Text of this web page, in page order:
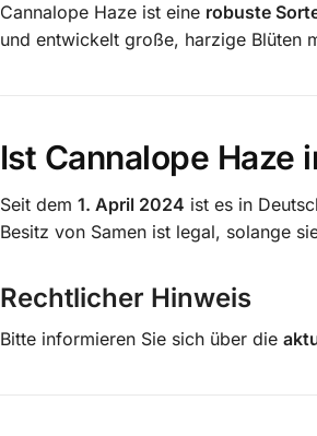
Cannalope Haze ist eine robuste
und entwickelt große, harzige Blüten
Ist Cannalope Haze
Seit dem 1. April 2024 ist es in
Besitz von Samen ist legal, solange
Rechtlicher Hinweis
Bitte informieren Sie sich über die